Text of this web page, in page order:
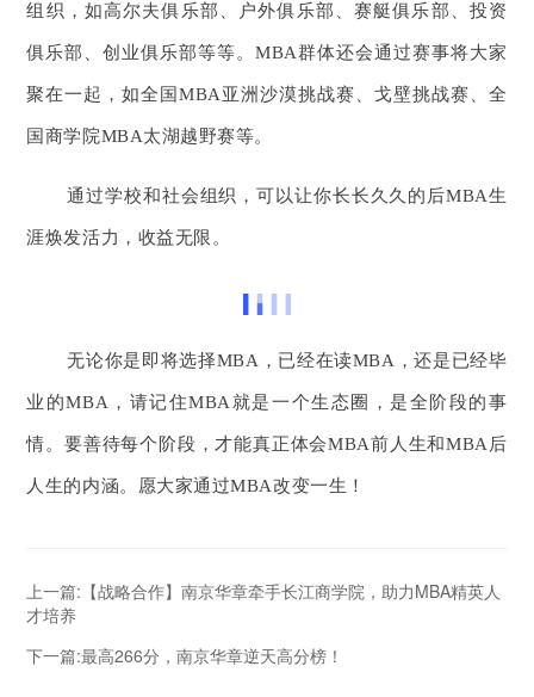
组织，如高尔夫俱乐部、户外俱乐部、赛艇俱乐部、投资
俱乐部、创业俱乐部等等。MBA群体还会通过赛事将大家
聚在一起，如全国MBA亚洲沙漠挑战赛、戈壁挑战赛、全
国商学院MBA太湖越野赛等。
通过学校和社会组织，可以让你长长久久的后MBA生
涯焕发活力，收益无限。
无论你是即将选择MBA，已经在读MBA，还是已经毕
业的MBA，请记住MBA就是一个生态圈，是全阶段的事
情。要善待每个阶段，才能真正体会MBA前人生和MBA后
人生的内涵。愿大家通过MBA改变一生！
上一篇:【战略合作】南京华章牵手长江商学院，助力MBA精英人
才培养
下一篇:最高266分，南京华章逆天高分榜！